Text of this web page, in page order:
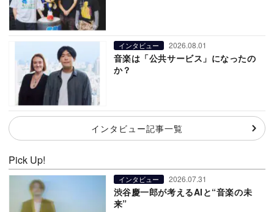
インタビュー 2026.08.01
音楽は「公共サービス」になったの
か？
インタビュー記事一覧
Pick Up!
インタビュー 2026.07.31
渋谷慶一郎が考えるAIと“音楽の未
来”